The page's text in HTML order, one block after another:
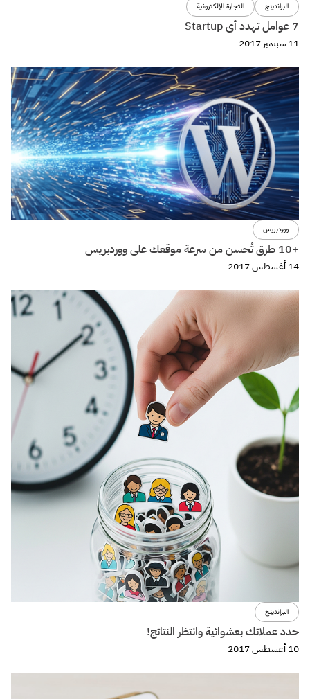
البراندينج التجارة الإلكترونية
7 عوامل تهدد أى Startup
11 سبتمبر 2017
ووردبريس
+10 طرق تُحسن من سرعة موقعك على ووردبريس
14 أغسطس 2017
البراندينج
حدد عملائك بعشوائية وانتظر النتائج!
10 أغسطس 2017